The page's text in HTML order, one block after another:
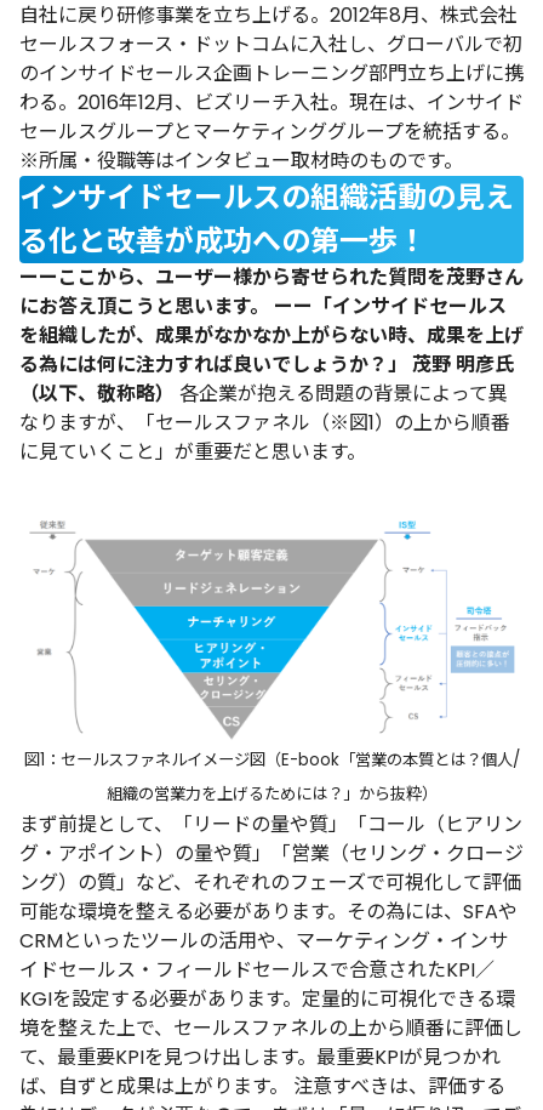
自社に戻り研修事業を立ち上げる。2012年8月、株式会社
セールスフォース・ドットコムに入社し、グローバルで初
のインサイドセールス企画トレーニング部門立ち上げに携
わる。2016年12月、ビズリーチ入社。現在は、インサイド
セールスグループとマーケティンググループを統括する。
※所属・役職等はインタビュー取材時のものです。
インサイドセールスの組織活動の見え
る化と改善が成功への第一歩！
ーーここから、ユーザー様から寄せられた質問を茂野さん
にお答え頂こうと思います。
ーー「インサイドセールス
を組織したが、成果がなかなか上がらない時、成果を上げ
る為には何に注力すれば良いでしょうか？」
茂野 明彦氏
（以下、敬称略）
各企業が抱える問題の背景によって異
なりますが、「セールスファネル （※図1）の上から順番
に見ていくこと」が重要だと思います。
図1： セールスファネルイメージ図（E-book「営業の本質とは？個人/
組織の営業力を上げるためには？」 から抜粋）
まず前提として、「リードの量や質」「コール（ヒアリン
グ・アポイント）の量や質」「営業（セリング・クロージ
ング）の質」など、それぞれのフェーズで可視化して評価
可能な環境を整える必要があります。その為には、SFAや
CRMといったツールの活用や、マーケティング・インサ
イドセールス・フィールドセールスで合意されたKPI／
KGIを設定する必要があります。定量的に可視化できる環
境を整えた上で、セールスファネルの上から順番に評価し
て、最重要KPIを見つけ出します。最重要KPIが見つかれ
ば、自ずと成果は上がります。
注意すべきは、評価する